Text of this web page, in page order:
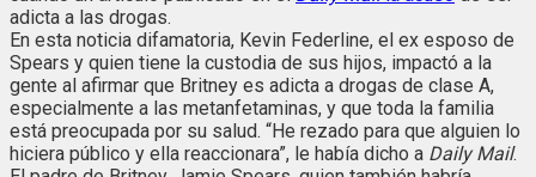
adicta a las drogas.
En esta noticia difamatoria, Kevin Federline, el ex esposo de
Spears y quien tiene la custodia de sus hijos, impactó a la
gente al afirmar que Britney es adicta a drogas de clase A,
especialmente a las metanfetaminas, y que toda la familia
está preocupada por su salud. “He rezado para que alguien lo
hiciera público y ella reaccionara”, le había dicho a Daily Mail.